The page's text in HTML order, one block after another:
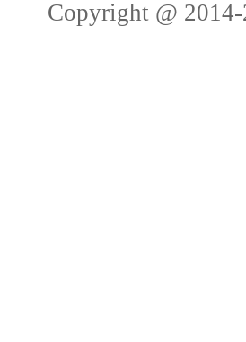
Copyright @